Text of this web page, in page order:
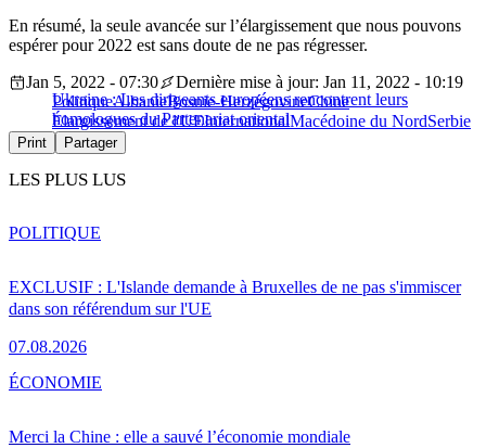
En résumé, la seule avancée sur l’élargissement que nous pouvons
espérer pour 2022 est sans doute de ne pas régresser.
Ukraine : Les dirigeants européens rencontrent leurs
homologues du Partenariat oriental
Jan 5, 2022 - 07:30
Dernière mise à jour: Jan 11, 2022 - 10:19
PolitiqueAlbanieBosnie-HerzégovineChine
Élargissement de l'UEInternationalMacédoine du NordSerbie
Print Partager
LES PLUS LUS
EXCLUSIF : L'Islande demande à Bruxelles de ne pas s'immiscer
dans son référendum sur l'UE
07.08.2026
POLITIQUE
Merci la Chine : elle a sauvé l’économie mondiale
ÉCONOMIE